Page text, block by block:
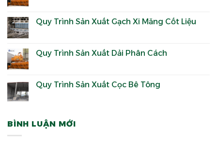
Quy Trình Sản Xuất Gạch Xi Măng Cốt Liệu
Quy Trình Sản Xuất Dải Phân Cách
Quy Trình Sản Xuất Cọc Bê Tông
BÌNH LUẬN MỚI